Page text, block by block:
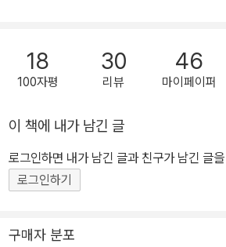
18
100자평
30
리뷰
46
마이페이퍼
이 책에 내가 남긴 글
로그인하면 내가 남긴 글과 친구가 남긴 글
로그인하기
구매자 분포